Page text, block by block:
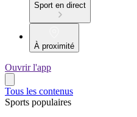
Sport en direct
À proximité
Ouvrir l'app
Tous les contenus
Sports populaires